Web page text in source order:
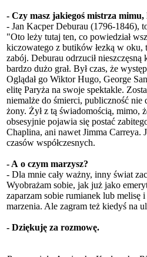
- Czy masz jakiegoś mistrza
- Jan Kacper Deburau (1796-1846),
"Oto leży tutaj ten, co powiedział
kiczowatego z butików łezką w
zabój. Deburau odrzucił
bardzo dużo grał. Był czas, że
Oglądał go Wiktor Hugo, George
elitę Paryża na swoje spektakle.
niemalże do śmierci, publiczność nie
żony. Żył z tą świadomością, mimo,
obsesyjnie pojawia się postać
Chaplina, ani nawet Jimma Carreya.
czasów współczesnych.
- A o czym marzysz?
- Dla mnie cały ważny, inny świat
Wyobrażam sobie, jak już jako
zaparzam sobie rumianek lub melisę
marzenia. Ale zagram też kiedyś na
- Dziękuję za rozmowę.